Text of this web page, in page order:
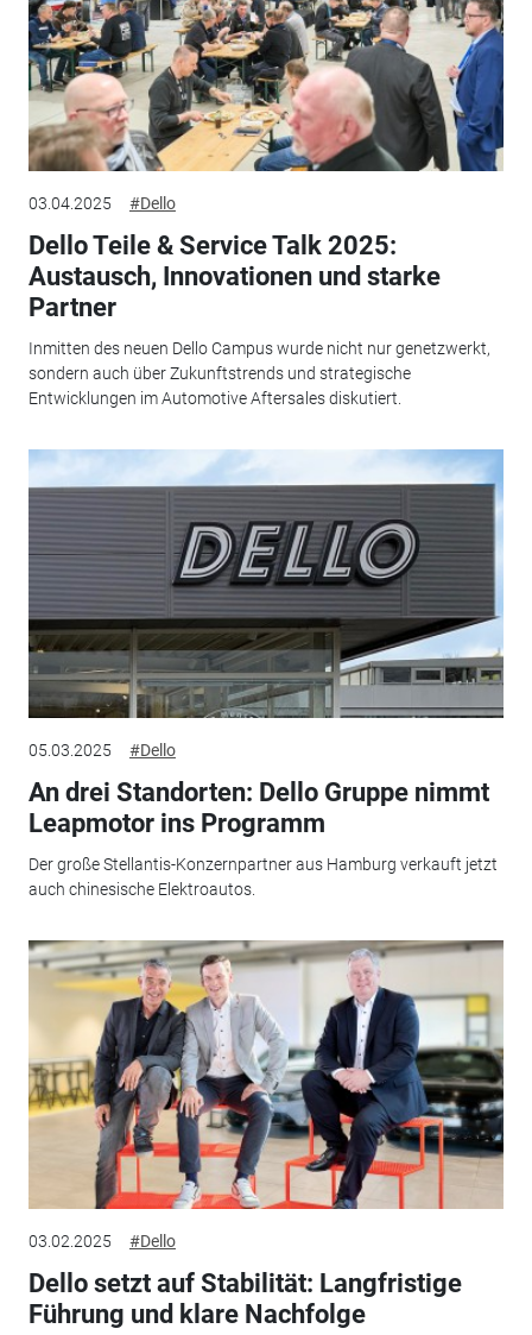
03.04.2025 #Dello
Dello Teile & Service Talk 2025:
Austausch, Innovationen und starke
Partner
Inmitten des neuen Dello Campus wurde nicht nur genetzwerkt,
sondern auch über Zukunftstrends und strategische
Entwicklungen im Automotive Aftersales diskutiert.
05.03.2025 #Dello
An drei Standorten: Dello Gruppe nimmt
Leapmotor ins Programm
Der große Stellantis-Konzernpartner aus Hamburg verkauft jetzt
auch chinesische Elektroautos.
03.02.2025 #Dello
Dello setzt auf Stabilität: Langfristige
Führung und klare Nachfolge